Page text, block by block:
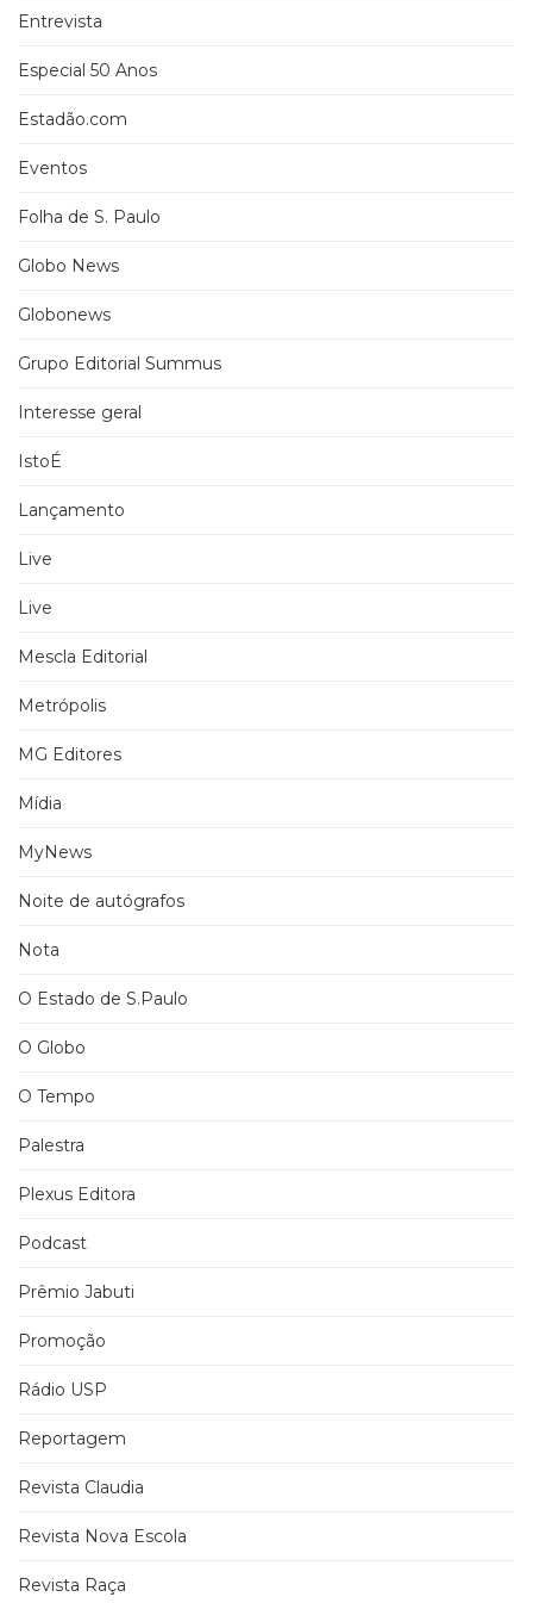
Entrevista
Especial 50 Anos
Estadão.com
Eventos
Folha de S. Paulo
Globo News
Globonews
Grupo Editorial Summus
Interesse geral
IstoÉ
Lançamento
Live
Live
Mescla Editorial
Metrópolis
MG Editores
Mídia
MyNews
Noite de autógrafos
Nota
O Estado de S.Paulo
O Globo
O Tempo
Palestra
Plexus Editora
Podcast
Prêmio Jabuti
Promoção
Rádio USP
Reportagem
Revista Claudia
Revista Nova Escola
Revista Raça